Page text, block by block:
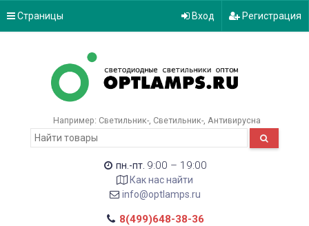
Страницы Вход Регистрация
Например: Светильник- Светильник- Антивирусна
пн.-пт. 9:00 – 19:00
Как нас найти
info@optlamps.ru
8(499)648-38-36